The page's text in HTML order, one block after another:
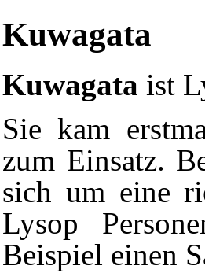
Kuwagata
Kuwagata ist
Sie kam
zum Einsatz.
sich um eine
Lysop
Beispiel einen